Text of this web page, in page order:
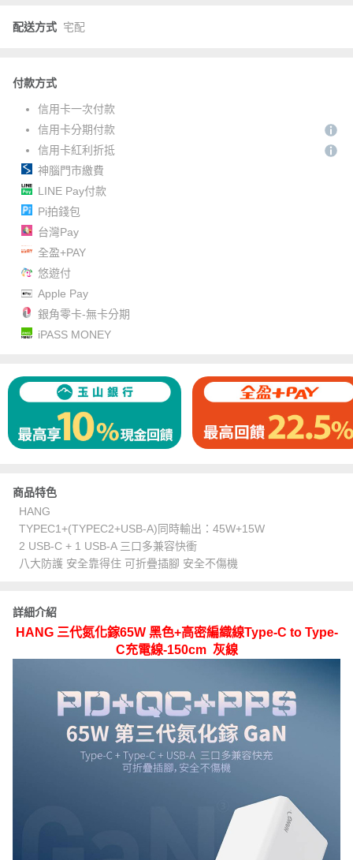
配送方式 宅配
付款方式
信用卡一次付款
信用卡分期付款
信用卡紅利折抵
神腦門市繳費
LINE Pay付款
Pi拍錢包
台灣Pay
全盈+PAY
悠遊付
Apple Pay
銀角零卡-無卡分期
iPASS MONEY
商品特色
HANG
TYPEC1+(TYPEC2+USB-A)同時輸出：45W+15W
2 USB-C + 1 USB-A 三口多兼容快衝
八大防護 安全靠得住 可折疊插腳 安全不傷機
詳細介紹
HANG 三代氮化鎵65W 黑色+高密編織線Type-C to Type-
C充電線-150cm 灰線